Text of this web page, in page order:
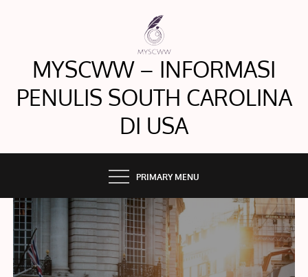
MYSCWW – INFORMASI
PENULIS SOUTH CAROLINA
DI USA
PRIMARY MENU